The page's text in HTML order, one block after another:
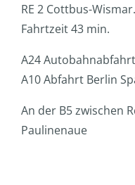
RE 2 Cottbus-
Fahrtzeit 43 min.
A24
A10 Abfahrt Berlin
An der B5 zwischen
Paulinenaue